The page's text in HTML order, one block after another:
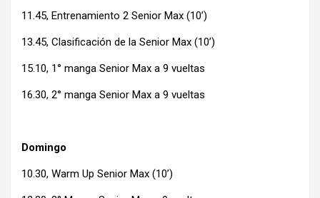
11.45, Entrenamiento 2 Senior Max (10’)
13.45, Clasificación de la Senior Max (10’)
15.10, 1° manga Senior Max a 9 vueltas
16.30, 2° manga Senior Max a 9 vueltas
Domingo
10.30, Warm Up Senior Max (10’)